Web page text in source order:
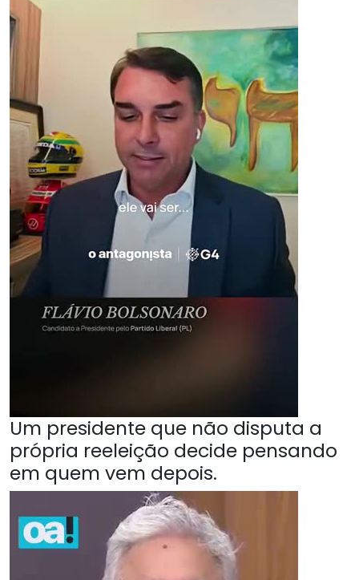
Um presidente que não disputa a
própria reeleição decide pensando
em quem vem depois.